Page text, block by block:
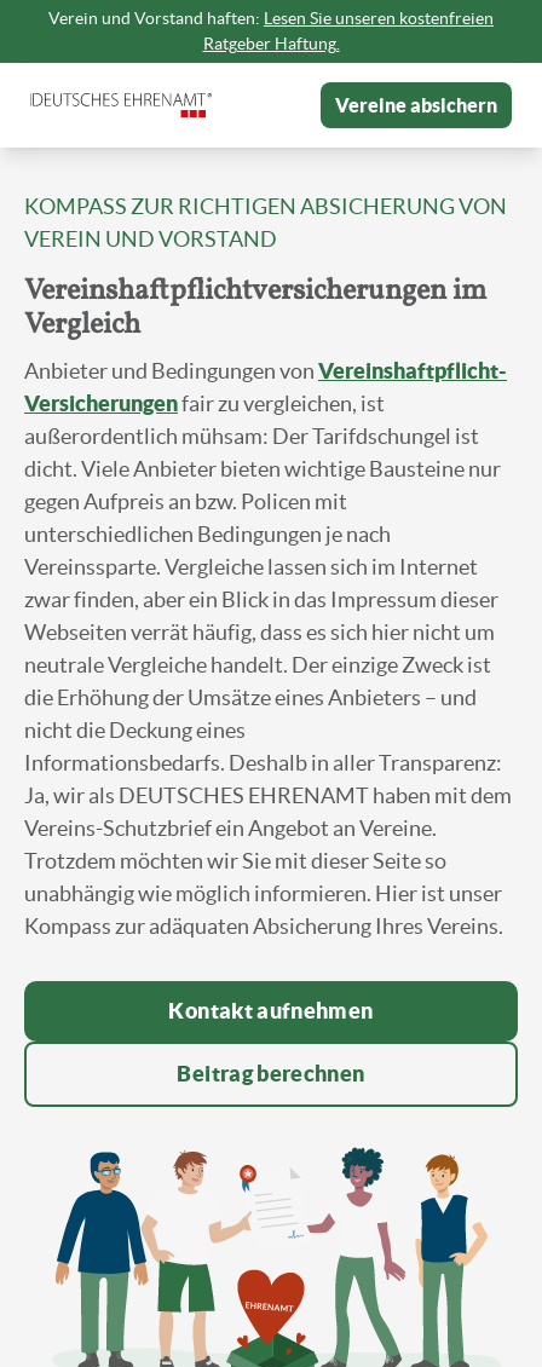
Verein und Vorstand haften: Lesen Sie unseren kostenfreien
Ratgeber Haftung.
Vereine absichern
KOMPASS ZUR RICHTIGEN ABSICHERUNG VON
VEREIN UND VORSTAND
Vereinshaftpflichtversicherungen im
Vergleich
Anbieter und Bedingungen vonVereinshaftpflicht-
Versicherungenfair zu vergleichen, ist
außerordentlich mühsam: Der Tarifdschungel ist
dicht. Viele Anbieter bieten wichtige Bausteine nur
gegen Aufpreis an bzw. Policen mit
unterschiedlichen Bedingungen je nach
Vereinssparte. Vergleiche lassen sich im Internet
zwar finden, aber ein Blick in das Impressum dieser
Webseiten verrät häufig, dass es sich hier nicht um
neutrale Vergleiche handelt. Der einzige Zweck ist
die Erhöhung der Umsätze eines Anbieters – und
nicht die Deckung eines
Informationsbedarfs. Deshalb in aller Transparenz:
Ja, wir als DEUTSCHES EHRENAMT haben mit dem
Vereins-Schutzbrief ein Angebot an Vereine.
Trotzdem möchten wir Sie mit dieser Seite so
unabhängig wie möglich informieren. Hier ist unser
Kompass zur adäquaten Absicherung Ihres Vereins.
Kontakt aufnehmen
Beitrag berechnen